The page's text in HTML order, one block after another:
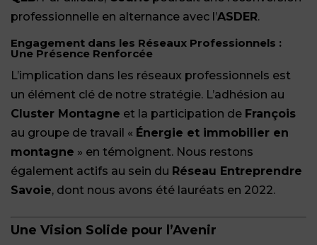
professionnelle en alternance avec l’ASDER.
Engagement dans les Réseaux Professionnels :
Une Présence Renforcée
L’implication dans les réseaux professionnels est
un élément clé de notre stratégie. L’adhésion au
Cluster Montagne et la participation de François
au groupe de travail « Énergie et immobilier en
montagne » en témoignent. Nous restons
également actifs au sein du Réseau Entreprendre
Savoie, dont nous avons été lauréats en 2022.
Une Vision Solide pour l’Avenir